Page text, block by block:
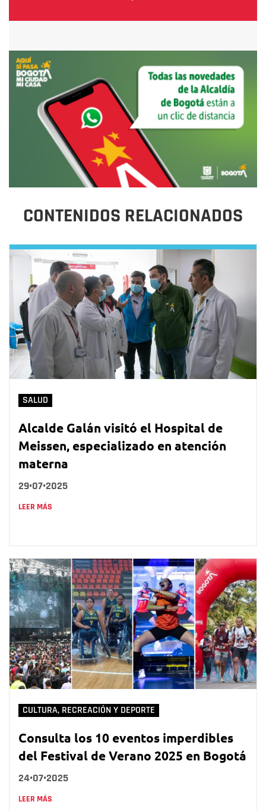
CONTENIDOS RELACIONADOS
SALUD
Alcalde Galán visitó el Hospital de
Meissen, especializado en atención
materna
29•07•2025
LEER MÁS
CULTURA, RECREACIÓN Y DEPORTE
Consulta los 10 eventos imperdibles
del Festival de Verano 2025 en Bogotá
24•07•2025
LEER MÁS